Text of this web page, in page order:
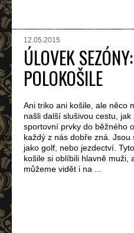
12.05.2015
ÚLOVEK SEZÓNY:
POLOKOŠILE
Ani triko ani košile, ale něco
našli další slušivou cestu,
sportovní prvky do běžného
každý z nás dobře zná. Jsou
jako golf, nebo jezdectví.
košile si oblíbili hlavně muži,
můžeme vidět i na ...